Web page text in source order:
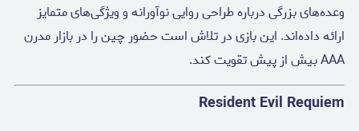
وعده‌های بزرگی درباره طراحی روایی نوآورانه و ویژگی‌های متمایز
ارائه داده‌اند. این بازی در تلاش است حضور چین را در بازار مدرن
AAA بیش از پیش تقویت کند.
Resident Evil Requiem